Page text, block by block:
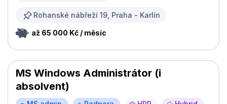
Rohanské nábřeží 19, Praha - Karlín
až 65 000 Kč / měsíc
MS Windows Administrátor (i
absolvent)